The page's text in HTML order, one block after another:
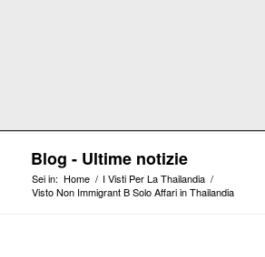
Blog - Ultime notizie
Sei in: Home / I Visti Per La Thailandia /
Visto Non Immigrant B Solo Affari in Thailandia